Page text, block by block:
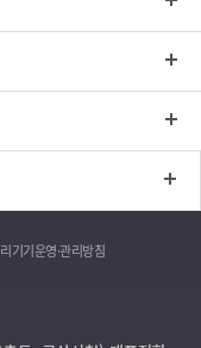
기기운영·관리방침